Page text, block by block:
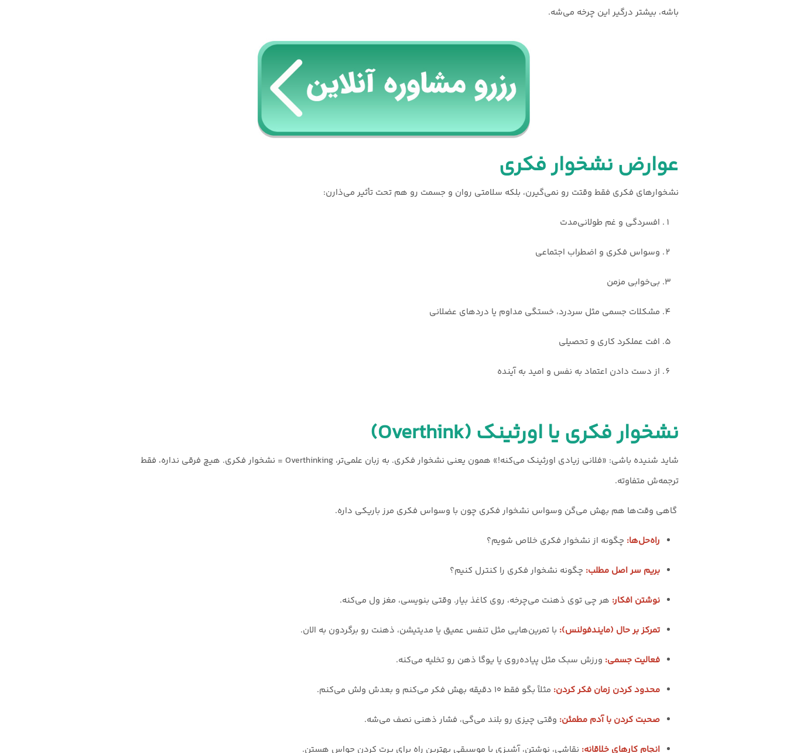
باشه، بیشتر درگیر این چرخه می‌شه.
عوارض نشخوار فکری
نشخوارهای فکری فقط وقتت رو نمی‌گیرن، بلکه سلامتی روان و جسمت رو هم تحت تأثیر می‌ذارن:
افسردگی و غم طولانی‌مدت
وسواس فکری و اضطراب اجتماعی
بی‌خوابی مزمن
مشکلات جسمی مثل سردرد، خستگی مداوم یا دردهای عضلانی
افت عملکرد کاری و تحصیلی
از دست دادن اعتماد به نفس و امید به آینده
نشخوار فکری یا اورثینک (Overthink)
شاید شنیده باشی: «فلانی زیادی اورثینک می‌کنه!» همون یعنی نشخوار فکری. به زبان علمی‌تر، Overthinking = نشخوار فکری. هیچ فرقی نداره، فقط
ترجمه‌ش متفاوته.
گاهی وقت‌ها هم بهش می‌گن وسواس نشخوار فکری چون با وسواس فکری مرز باریکی داره.
راه‌حل‌ها: چگونه از نشخوار فکری خلاص شویم؟
بریم سر اصل مطلب: چگونه نشخوار فکری را کنترل کنیم؟
نوشتن افکار: هر چی توی ذهنت می‌چرخه، روی کاغذ بیار. وقتی بنویسی، مغز ول می‌کنه.
تمرکز بر حال (مایندفولنس): با تمرین‌هایی مثل تنفس عمیق یا مدیتیشن، ذهنت رو برگردون به الان.
فعالیت جسمی: ورزش سبک مثل پیاده‌روی یا یوگا ذهن رو تخلیه می‌کنه.
محدود کردن زمان فکر کردن: مثلاً بگو فقط ۱۰ دقیقه بهش فکر می‌کنم و بعدش ولش می‌کنم.
صحبت کردن با آدم مطمئن: وقتی چیزی رو بلند می‌گی، فشار ذهنی نصف می‌شه.
انجام کارهای خلاقانه: نقاشی، نوشتن، آشپزی یا موسیقی بهترین راه برای پرت کردن حواس هستن.